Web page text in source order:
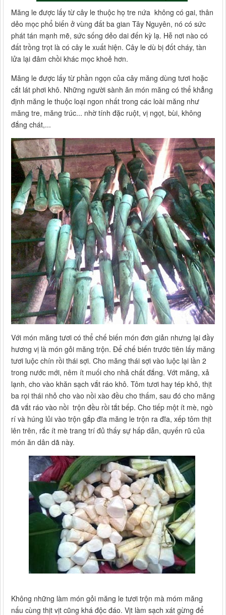
Măng le được lấy từ cây le thuộc họ tre nứa không có gai, thân
dẻo mọc phổ biến ở vùng đất ba gian Tây Nguyên, nó có sức
phát tán mạnh mẽ, sức sống dẻo dai đến kỳ lạ. Hễ nơi nào có
đất trồng trọt là có cây le xuất hiện. Cây le dù bị đốt cháy, tàn
lửa lại đâm chồi khác mọc khoẻ hơn.
Măng le được lấy từ phần ngọn của cây măng dùng tươi hoặc
cắt lát phơi khô. Những người sành ăn món măng có thể khẳng
định măng le thuộc loại ngon nhất trong các loài măng như
măng tre, măng trúc... nhờ tính đặc ruột, vị ngọt, bùi, không
đắng chát,...
Với món măng tươi có thể chế biến món đơn giản nhưng lại đầy
hương vị là món gỏi măng trộn. Để chế biến trước tiên lấy măng
tươi luộc chín rồi thái sợi. Cho măng thái sợi vào luộc lại lần 2
trong nước mới, nêm ít muối cho nhả chất đắng. Vớt măng, xả
lạnh, cho vào khăn sạch vắt ráo khô. Tôm tươi hay tép khô, thịt
ba rọi thái nhỏ cho vào nồi xào đều cho thấm, sau đó cho măng
đã vắt ráo vào nồi trộn đều rồi tắt bếp. Cho tiếp một ít mè, ngò
rí và húng lủi vào trộn gắp đĩa măng le trộn ra đĩa, xếp tôm thịt
lên trên, rắc ít mè trang trí đủ thấy sự hấp dẫn, quyến rũ của
món ăn dân dã này.
Không những làm món gỏi măng le tươi trộn mà móm măng
nấu cùng thịt vịt cũng khá độc đáo. Vịt làm sạch xát gừng để